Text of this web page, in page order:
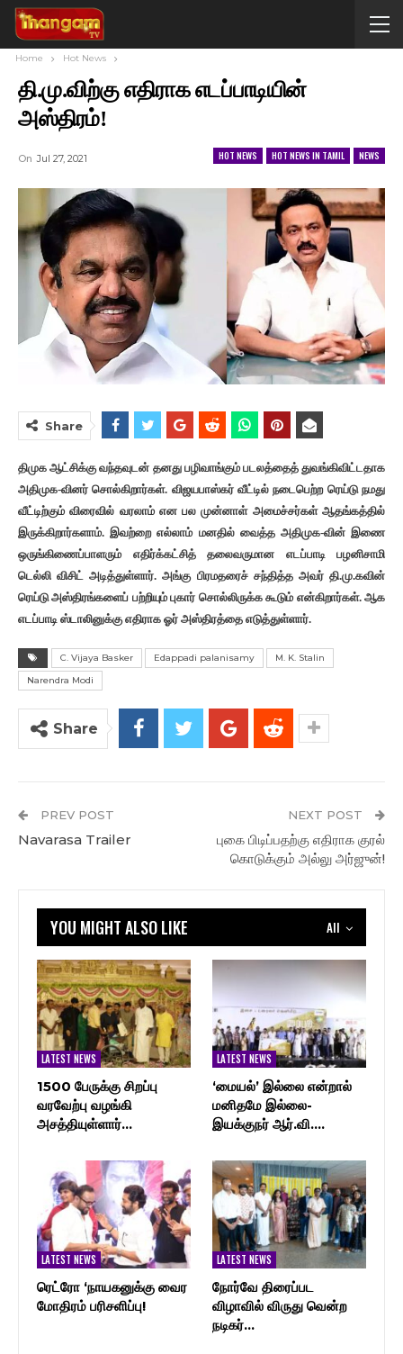
Home Hot News
தி.மு.விற்கு எதிராக எடப்பாடியின்
அஸ்திரம்!
HOT NEWS HOT NEWS IN TAMIL NEWS
On Jul 27, 2021
Share
திமுக ஆட்சிக்கு வந்தவுடன் தனது பழிவாங்கும் படலத்தைத் துவங்கிவிட்டதாக
அதிமுக-வினர் சொல்கிறார்கள். விஜயபாஸ்கர் வீட்டில் நடைபெற்ற ரெய்டு நமது
வீட்டிற்கும் விரைவில் வரலாம் என பல முன்னாள் அமைச்சர்கள் ஆதங்கத்தில்
இருக்கிறார்களாம். இவற்றை எல்லாம் மனதில் வைத்த அதிமுக-வின் இணை
ஒருங்கிணைப்பாளரும் எதிர்க்கட்சித் தலைவருமான எடப்பாடி பழனிசாமி
டெல்லி விசிட் அடித்துள்ளார். அங்கு பிரமதரைச் சந்தித்த அவர் தி.மு.கவின்
ரெய்டு அஸ்திரங்களைப் பற்றியும் புகார் சொல்லிருக்க கூடும் என்கிறார்கள். ஆக
எடப்பாடி ஸ்டாலினுக்கு எதிராக ஓர் அஸ்திரத்தை எடுத்துள்ளார்.
C. Vijaya Basker Edappadi palanisamy
M. K. Stalin
Narendra Modi
Share
PREV POST
Navarasa Trailer
NEXT POST
புகை பிடிப்பதற்கு எதிராக குரல்
கொடுக்கும் அல்லு அர்ஜுன்!
All
YOU MIGHT ALSO LIKE
LATEST NEWS
1500 பேருக்கு சிறப்பு
வரவேற்பு வழங்கி
அசத்தியுள்ளார்…
LATEST NEWS
‘மையல்’ இல்லை என்றால்
மனிதமே இல்லை-
இயக்குநர் ஆர்.வி.…
LATEST NEWS
ரெட்ரோ ‘நாயகனுக்கு வைர
மோதிரம் பரிசளிப்பு!
LATEST NEWS
நோர்வே திரைப்பட
விழாவில் விருது வென்ற
நடிகர்…